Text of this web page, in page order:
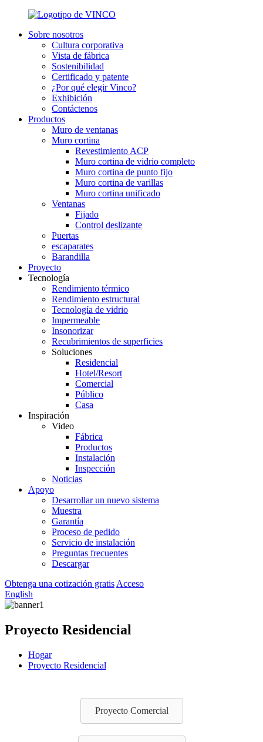
Sobre nosotros
Cultura corporativa
Vista de fábrica
Sostenibilidad
Certificado y patente
¿Por qué elegir Vinco?
Exhibición
Contáctenos
Productos
Muro de ventanas
Muro cortina
Revestimiento ACP
Muro cortina de vidrio completo
Muro cortina de punto fijo
Muro cortina de varillas
Muro cortina unificado
Ventanas
Fijado
Control deslizante
Puertas
escaparates
Barandilla
Proyecto
Tecnología
Rendimiento térmico
Rendimiento estructural
Tecnología de vidrio
Impermeable
Insonorizar
Recubrimientos de superficies
Soluciones
Residencial
Hotel/Resort
Comercial
Público
Casa
Inspiración
Video
Fábrica
Productos
Instalación
Inspección
Noticias
Apoyo
Desarrollar un nuevo sistema
Muestra
Garantía
Proceso de pedido
Servicio de instalación
Preguntas frecuentes
Descargar
Obtenga una cotización gratis Acceso
English
Proyecto Residencial
Hogar
Proyecto Residencial
Proyecto Comercial